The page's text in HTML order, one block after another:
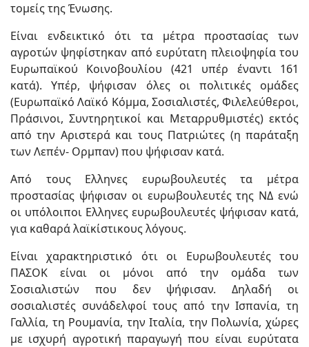
τομείς της Ένωσης.
Είναι ενδεικτικό ότι τα μέτρα προστασίας των
αγροτών ψηφίστηκαν από ευρύτατη πλειοψηφία του
Ευρωπαϊκού Κοινοβουλίου (421 υπέρ έναντι 161
κατά). Υπέρ, ψήφισαν όλες οι πολιτικές ομάδες
(Ευρωπαϊκό Λαϊκό Κόμμα, Σοσιαλιστές, Φιλελεύθεροι,
Πράσινοι, Συντηρητικοί και Μεταρρυθμιστές) εκτός
από την Αριστερά και τους Πατριώτες (η παράταξη
των Λεπέν- Ορμπαν) που ψήφισαν κατά.
Από τους Ελληνες ευρωβουλευτές τα μέτρα
προστασίας ψήφισαν οι ευρωβουλευτές της ΝΔ ενώ
οι υπόλοιποι Ελληνες ευρωβουλευτές ψήφισαν κατά,
για καθαρά λαϊκίστικους λόγους.
Είναι χαρακτηριστικό ότι οι Ευρωβουλευτές του
ΠΑΣΟΚ είναι οι μόνοι από την ομάδα των
Σοσιαλιστών που δεν ψήφισαν. Δηλαδή οι
σοσιαλιστές συνάδελφοί τους από την Ισπανία, τη
Γαλλία, τη Ρουμανία, την Ιταλία, την Πολωνία, χώρες
με ισχυρή αγροτική παραγωγή που είναι ευρύτατα